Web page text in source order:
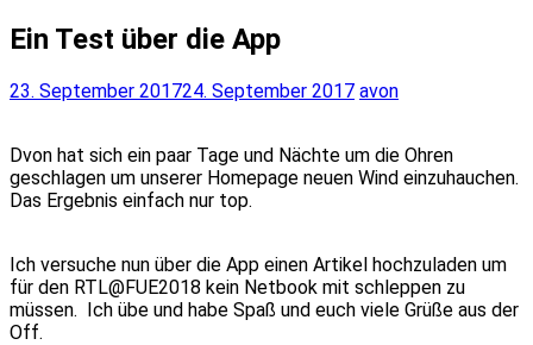
Ein Test über die App
23. September 201724. September 2017 avon
Dvon hat sich ein paar Tage und Nächte um die Ohren
geschlagen um unserer Homepage neuen Wind einzuhauchen.
Das Ergebnis einfach nur top.
Ich versuche nun über die App einen Artikel hochzuladen um
für den RTL@FUE2018 kein Netbook mit schleppen zu
müssen. Ich übe und habe Spaß und euch viele Grüße aus der
Off.